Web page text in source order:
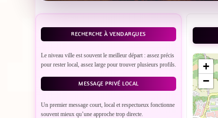
RECHERCHE À VENDARGUES
Le niveau ville est souvent le meilleur départ : assez précis
pour rester local, assez large pour trouver plusieurs profils.
MESSAGE PRIVÉ LOCAL
Un premier message court, local et respectueux fonctionne
souvent mieux qu’une approche trop directe.
+
−